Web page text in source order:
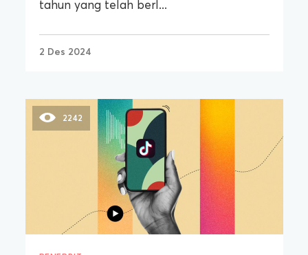
tahun yang telah berl...
2 Des 2024
2242